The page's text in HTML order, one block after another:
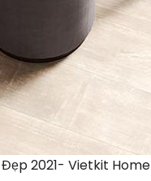
2021- Vietkit Home